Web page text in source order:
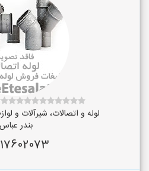
لوله و اتصالات، شیرآلات و
بندر عباس